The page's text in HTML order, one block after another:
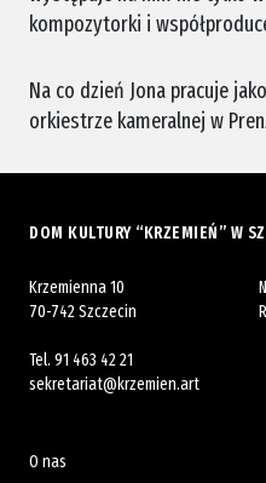
kompozytorki i
Na co dzień Jona pracuje
orkiestrze kameralnej w
DOM KULTURY “KRZEMIEŃ” W
Krzemienna 10
70-742 Szczecin
Tel. 91 463 42 21
sekretariat@krzemien.art
O nas